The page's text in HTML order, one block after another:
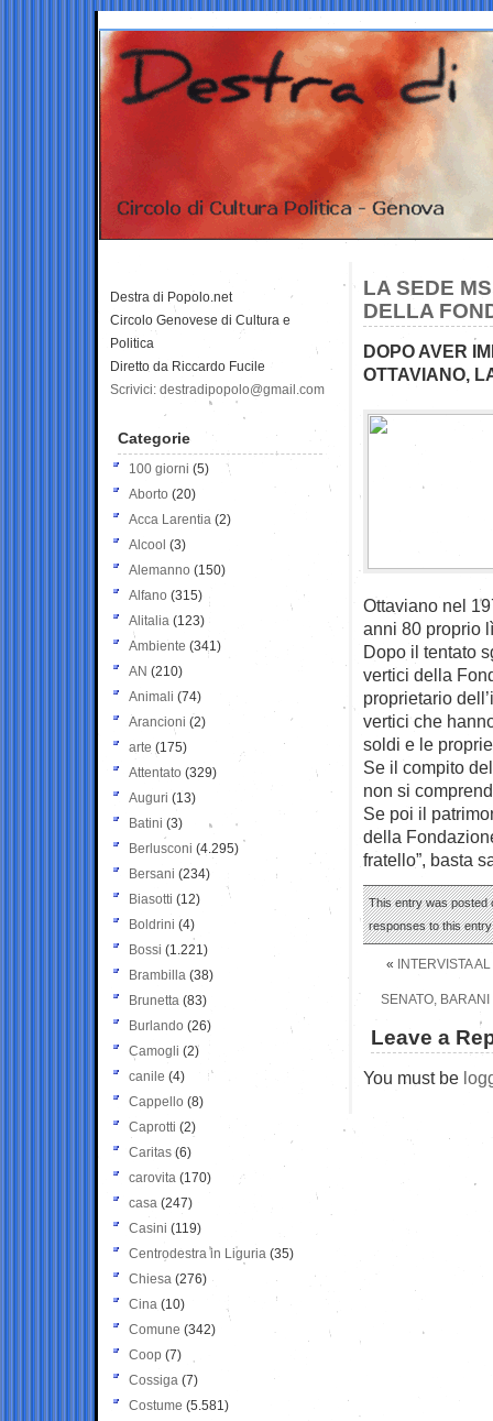
LA SEDE
DELLA
DOPO AVER
OTTAVIANO,
Ottaviano nel
anni 80 proprio
Dopo il tentato
vertici della
proprietario
vertici che
soldi e le
Se il compito
non si
Se poi il
della
fratello”, basta
This entry was posted
responses to this
« INTERVISTA
SENATO,
Leave a
You must be
Destra di Popolo.net
Circolo Genovese di Cultura e
Politica
Diretto da Riccardo Fucile
Scrivici: destradipopolo@gmail.com
Categorie
100 giorni (5)
Aborto (20)
Acca Larentia (2)
Alcool (3)
Alemanno (150)
Alfano (315)
Alitalia (123)
Ambiente (341)
AN (210)
Animali (74)
Arancioni (2)
arte (175)
Attentato (329)
Auguri (13)
Batini (3)
Berlusconi (4.295)
Bersani (234)
Biasotti (12)
Boldrini (4)
Bossi (1.221)
Brambilla (38)
Brunetta (83)
Burlando (26)
Camogli (2)
canile (4)
Cappello (8)
Caprotti (2)
Caritas (6)
carovita (170)
casa (247)
Casini (119)
Centrodestra in Liguria (35)
Chiesa (276)
Cina (10)
Comune (342)
Coop (7)
Cossiga (7)
Costume (5.581)